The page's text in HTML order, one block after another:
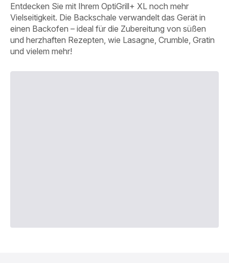
Entdecken Sie mit Ihrem OptiGrill+ XL noch mehr
Vielseitigkeit. Die Backschale verwandelt das Gerät in
einen Backofen – ideal für die Zubereitung von süßen
und herzhaften Rezepten, wie Lasagne, Crumble, Gratin
und vielem mehr!